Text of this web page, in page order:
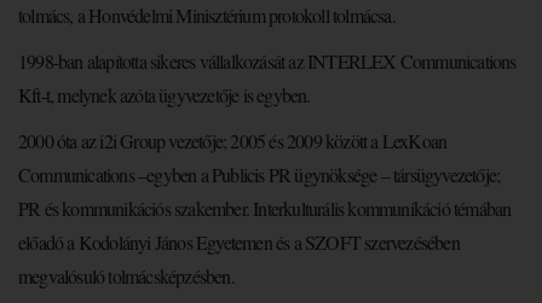
tolmács, a Honvédelmi Minisztérium protokoll tolmácsa.
1998-ban alapította sikeres vállalkozását az INTERLEX Communications
Kft-t, melynek azóta ügyvezetője is egyben.
2000 óta az i2i Group vezetője; 2005 és 2009 között a LexKoan
Communications –egyben a Publicis PR ügynöksége – társügyvezetője;
PR és kommunikációs szakember. Interkulturális kommunikáció témában
előadó a Kodolányi János Egyetemen és a SZOFT szervezésében
megvalósuló tolmácsképzésben.